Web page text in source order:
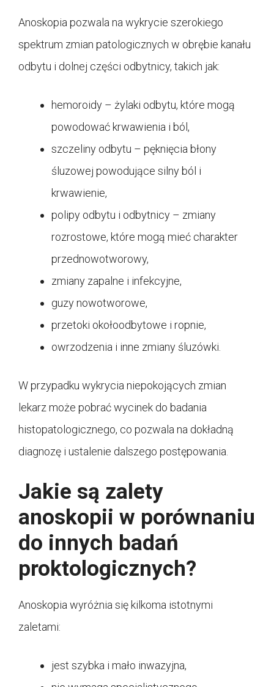
Anoskopia pozwala na wykrycie szerokiego
spektrum zmian patologicznych w obrębie kanału
odbytu i dolnej części odbytnicy, takich jak:
hemoroidy – żylaki odbytu, które mogą
powodować krwawienia i ból,
szczeliny odbytu – pęknięcia błony
śluzowej powodujące silny ból i
krwawienie,
polipy odbytu i odbytnicy – zmiany
rozrostowe, które mogą mieć charakter
przednowotworowy,
zmiany zapalne i infekcyjne,
guzy nowotworowe,
przetoki okołoodbytowe i ropnie,
owrzodzenia i inne zmiany śluzówki.
W przypadku wykrycia niepokojących zmian
lekarz może pobrać wycinek do badania
histopatologicznego, co pozwala na dokładną
diagnozę i ustalenie dalszego postępowania.
Jakie są zalety
anoskopii w porównaniu
do innych badań
proktologicznych?
Anoskopia wyróżnia się kilkoma istotnymi
zaletami:
jest szybka i mało inwazyjna,